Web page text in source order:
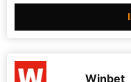
Winbet